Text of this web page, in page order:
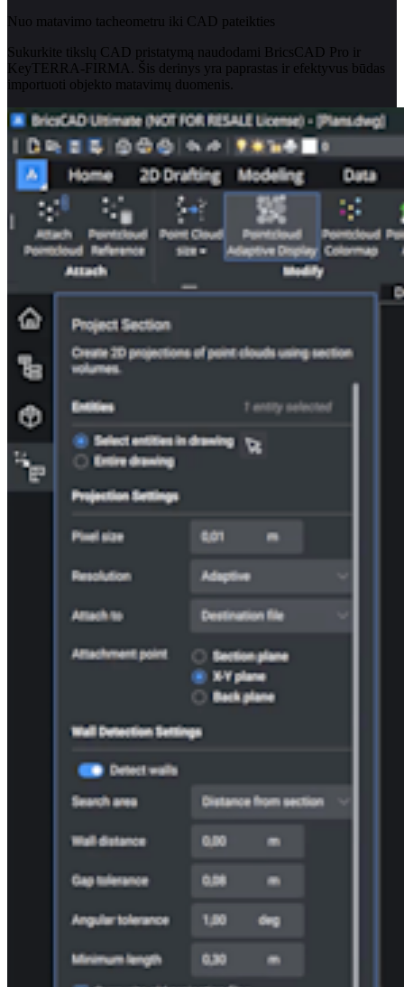
Nuo matavimo tacheometru iki CAD pateikties
Sukurkite tikslų CAD pristatymą naudodami BricsCAD Pro ir
KeyTERRA-FIRMA. Šis derinys yra paprastas ir efektyvus būdas
importuoti objekto matavimų duomenis.